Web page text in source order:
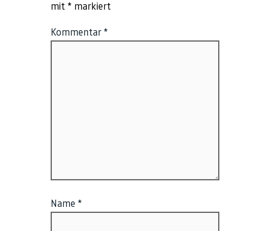
mit * markiert
Kommentar *
Name *